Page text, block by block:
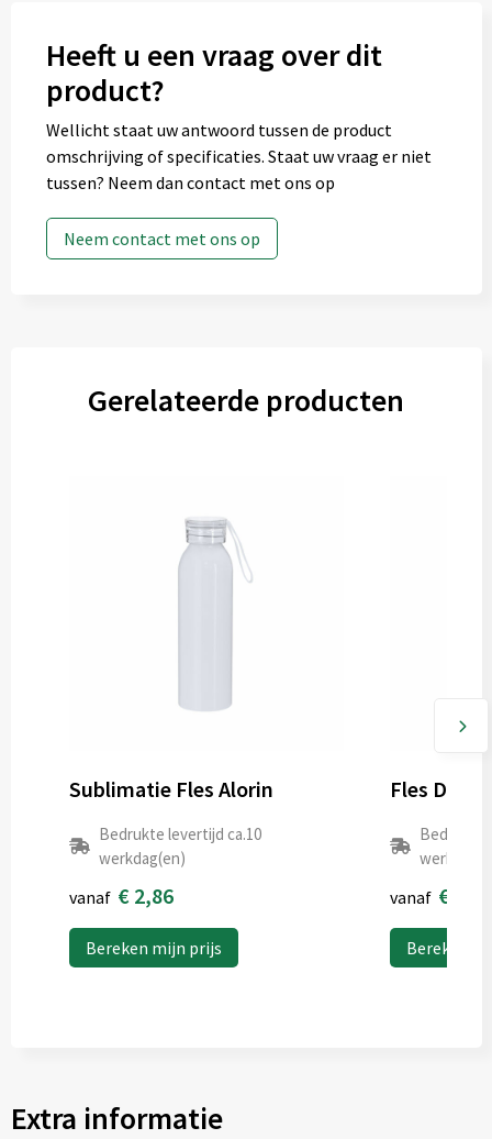
Heeft u een vraag over dit
product?
Wellicht staat uw antwoord tussen de product
omschrijving of specificaties. Staat uw vraag er niet
tussen? Neem dan contact met ons op
Neem contact met ons op
Gerelateerde producten
Sublimatie Fles Alorin
Bedrukte levertijd ca.10
werkdag(en)
vanaf € 2,86
Bereken mijn prijs
Fles
Bedrukte
vanaf €
Bereken
Extra informatie